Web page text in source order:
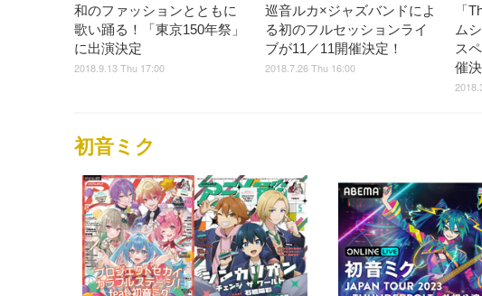
和のファッションとともに
歌い踊る！「東京150年祭」
に出演決定
2018.9.13 Thu 17:00
巡音ルカ×ジャズバンドによ
る初のフルセッションライ
ブが11／11開催決定！
2018.7.26 Thu 16:00
「
ム
ス
催
初音ミク